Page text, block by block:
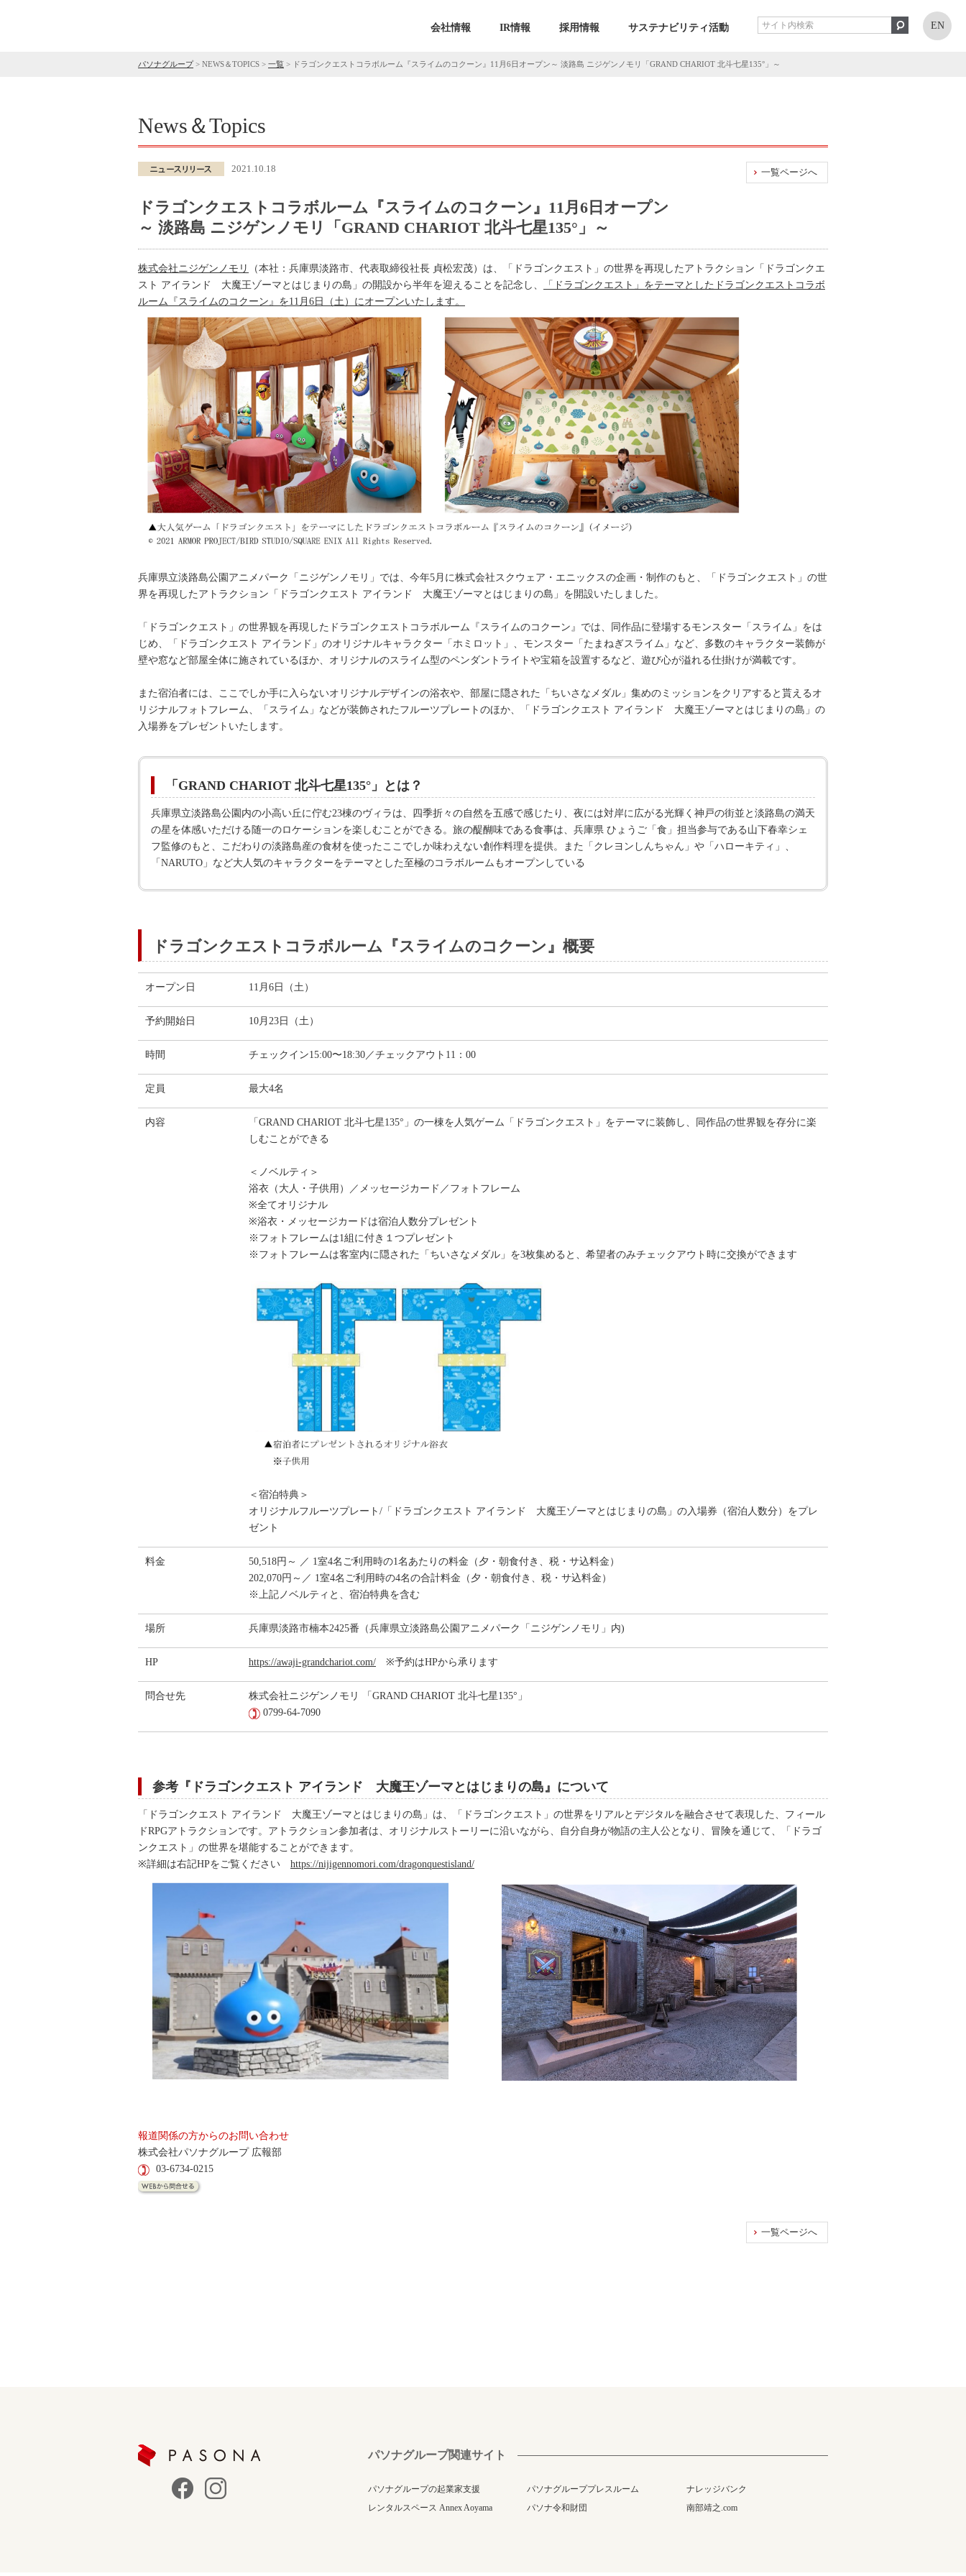
会社情報 IR情報 採用情報 サステナビリティ活動 EN
パソナグループ> NEWS＆TOPICS > 一覧 > ドラゴンクエストコラボルーム『スライムのコクーン』11月6日オープン～ 淡路島 ニジゲンノモリ「GRAND CHARIOT 北斗七星135°」～
News＆Topics
一覧ページへ
2021.10.18
ドラゴンクエストコラボルーム『スライムのコクーン』11月6日オープン
～ 淡路島 ニジゲンノモリ「GRAND CHARIOT 北斗七星135°」～
株式会社ニジゲンノモリ
（本社：兵庫県淡路市、代表取締役社長 貞松宏茂）は、「ドラゴンクエスト」の世界を再現したアトラクション「ドラゴンクエ
スト アイランド 大魔王ゾーマとはじまりの島」の開設から半年を迎えることを記念し、
「ドラゴンクエスト」をテーマとしたドラゴンクエストコラボ
ルーム『スライムのコクーン』を11月6日（土）にオープンいたします。
兵庫県立淡路島公園アニメパーク「ニジゲンノモリ」では、今年5月に株式会社スクウェア・エニックスの企画・制作のもと、「ドラゴンクエスト」の世
界を再現したアトラクション「ドラゴンクエスト アイランド 大魔王ゾーマとはじまりの島」を開設いたしました。
「ドラゴンクエスト」の世界観を再現したドラゴンクエストコラボルーム『スライムのコクーン』では、同作品に登場するモンスター「スライム」をは
じめ、「ドラゴンクエスト アイランド」のオリジナルキャラクター「ホミロット」、モンスター「たまねぎスライム」など、多数のキャラクター装飾が
壁や窓など部屋全体に施されているほか、オリジナルのスライム型のペンダントライトや宝箱を設置するなど、遊び心が溢れる仕掛けが満載です。
また宿泊者には、ここでしか手に入らないオリジナルデザインの浴衣や、部屋に隠された「ちいさなメダル」集めのミッションをクリアすると貰えるオ
リジナルフォトフレーム、「スライム」などが装飾されたフルーツプレートのほか、「ドラゴンクエスト アイランド 大魔王ゾーマとはじまりの島」の
入場券をプレゼントいたします。
「GRAND CHARIOT 北斗七星135°」とは？
兵庫県立淡路島公園内の小高い丘に佇む23棟のヴィラは、四季折々の自然を五感で感じたり、夜には対岸に広がる光輝く神戸の街並と淡路島の満天
の星を体感いただける随一のロケーションを楽しむことができる。旅の醍醐味である食事は、兵庫県 ひょうご「食」担当参与である山下春幸シェ
フ監修のもと、こだわりの淡路島産の食材を使ったここでしか味わえない創作料理を提供。また「クレヨンしんちゃん」や「ハローキティ」、
「NARUTO」など大人気のキャラクターをテーマとした至極のコラボルームもオープンしている
ドラゴンクエストコラボルーム『スライムのコクーン』概要
オープン日 11月6日（土）
予約開始日 10月23日（土）
時間 チェックイン15:00〜18:30／チェックアウト11：00
定員 最大4名
内容
「GRAND CHARIOT 北斗七星135°」の一棟を人気ゲーム「ドラゴンクエスト」をテーマに装飾し、同作品の世界観を存分に楽
しむことができる
＜ノベルティ＞
浴衣（大人・子供用）／メッセージカード／フォトフレーム
※全てオリジナル
※浴衣・メッセージカードは宿泊人数分プレゼント
※フォトフレームは1組に付き１つプレゼント
※フォトフレームは客室内に隠された「ちいさなメダル」を3枚集めると、希望者のみチェックアウト時に交換ができます
＜宿泊特典＞
オリジナルフルーツプレート/「ドラゴンクエスト アイランド 大魔王ゾーマとはじまりの島」の入場券（宿泊人数分）をプレ
ゼント
料金
50,518円～ ／ 1室4名ご利用時の1名あたりの料金（夕・朝食付き、税・サ込料金）
202,070円～／ 1室4名ご利用時の4名の合計料金（夕・朝食付き、税・サ込料金）
※上記ノベルティと、宿泊特典を含む
場所 兵庫県淡路市楠本2425番（兵庫県立淡路島公園アニメパーク「ニジゲンノモリ」内)
HP https://awaji-grandchariot.com/ ※予約はHPから承ります
問合せ先
株式会社ニジゲンノモリ 「GRAND CHARIOT 北斗七星135°」
0799-64-7090
参考『ドラゴンクエスト アイランド 大魔王ゾーマとはじまりの島』について
「ドラゴンクエスト アイランド 大魔王ゾーマとはじまりの島」は、「ドラゴンクエスト」の世界をリアルとデジタルを融合させて表現した、フィール
ドRPGアトラクションです。アトラクション参加者は、オリジナルストーリーに沿いながら、自分自身が物語の主人公となり、冒険を通じて、「ドラゴ
ンクエスト」の世界を堪能することができます。
※詳細は右記HPをご覧ください https://nijigennomori.com/dragonquestisland/
報道関係の方からのお問い合わせ
株式会社パソナグループ 広報部
03-6734-0215
一覧ページへ
パソナグループ関連サイト
パソナグループの起業家支援 パソナグループプレスルーム
ナレッジバンク
レンタルスペース Annex Aoyama
パソナ令和財団 南部靖之.com